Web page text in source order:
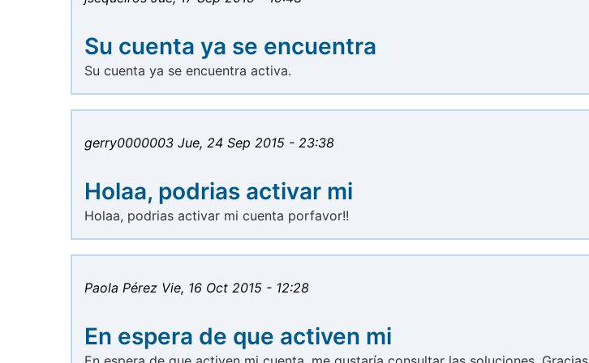
Su cuenta ya se encuentra
Su cuenta ya se encuentra activa.
gerry0000003 Jue, 24 Sep 2015 - 23:38
Holaa, podrias activar mi
Holaa, podrias activar mi cuenta porfavor!!
Paola Pérez Vie, 16 Oct 2015 - 12:28
En espera de que activen mi